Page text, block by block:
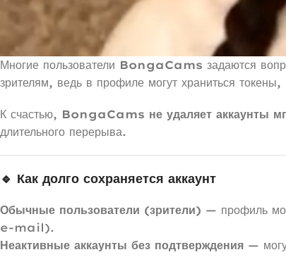
Многие пользователи BongaCams задаются
зрителям, ведь в профиле могут храниться
К счастью, BongaCams не удаляет аккаунты
длительного перерыва.
🔹 Как долго сохраняется аккаунт
Обычные пользователи (зрители) — профиль
e-mail).
Неактивные аккаунты без подтверждения —